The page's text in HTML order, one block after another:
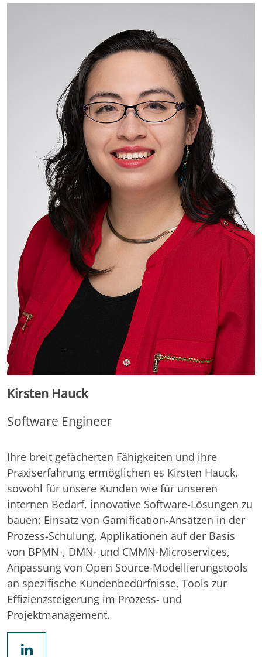
Kirsten Hauck
Software Engineer
Ihre breit gefächerten Fähigkeiten und ihre
Praxiserfahrung ermöglichen es Kirsten Hauck,
sowohl für unsere Kunden wie für unseren
internen Bedarf, innovative Software-Lösungen zu
bauen: Einsatz von Gamification-Ansätzen in der
Prozess-Schulung, Applikationen auf der Basis
von BPMN-, DMN- und CMMN-Microservices,
Anpassung von Open Source-Modellierungstools
an spezifische Kundenbedürfnisse, Tools zur
Effizienzsteigerung im Prozess- und
Projektmanagement.